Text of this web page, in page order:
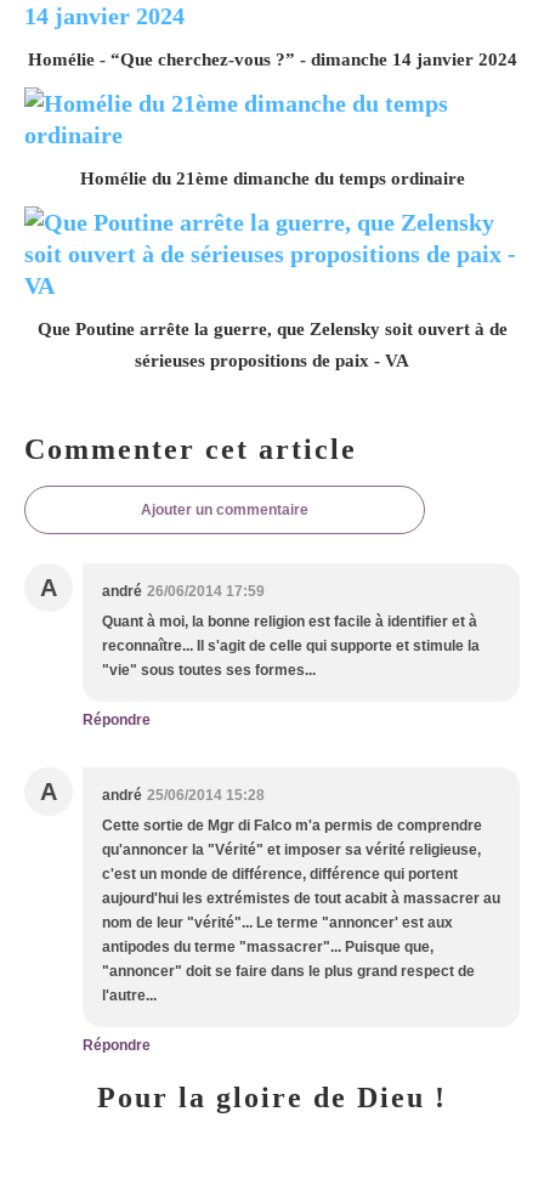
Homélie - “Que cherchez-vous ?” - dimanche 14 janvier 2024
Homélie du 21ème dimanche du temps ordinaire
Que Poutine arrête la guerre, que Zelensky soit ouvert à de
sérieuses propositions de paix - VA
Commenter cet article
Ajouter un commentaire
A andré 26/06/2014 17:59
Quant à moi, la bonne religion est facile à identifier et à
reconnaître... Il s'agit de celle qui supporte et stimule la
"vie" sous toutes ses formes...
Répondre
A andré 25/06/2014 15:28
Cette sortie de Mgr di Falco m'a permis de comprendre
qu'annoncer la "Vérité" et imposer sa vérité religieuse,
c'est un monde de différence, différence qui portent
aujourd'hui les extrémistes de tout acabit à massacrer au
nom de leur "vérité"... Le terme "annoncer' est aux
antipodes du terme "massacrer"... Puisque que,
"annoncer" doit se faire dans le plus grand respect de
l'autre...
Répondre
Pour la gloire de Dieu !